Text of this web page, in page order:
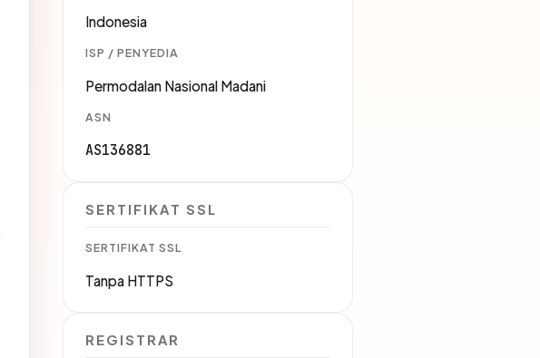
Indonesia
ISP / PENYEDIA
Permodalan Nasional Madani
ASN
AS136881
SERTIFIKAT SSL
SERTIFIKAT SSL
Tanpa HTTPS
REGISTRAR